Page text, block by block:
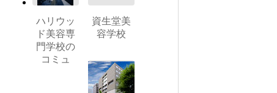
ハリウッ
ド美容専
門学校の
コミュ
資生堂美
容学校